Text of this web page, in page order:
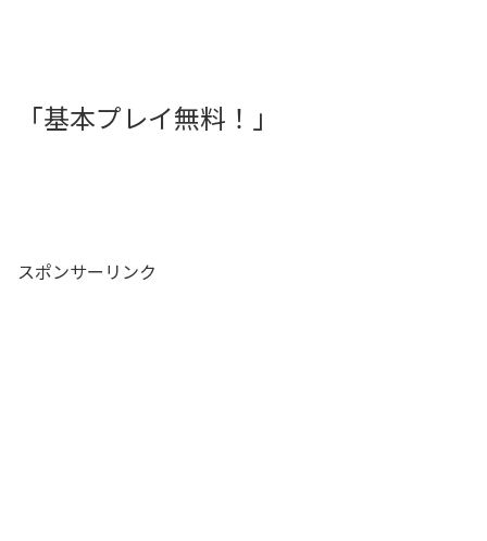
「基本プレイ無料！」
スポンサーリンク